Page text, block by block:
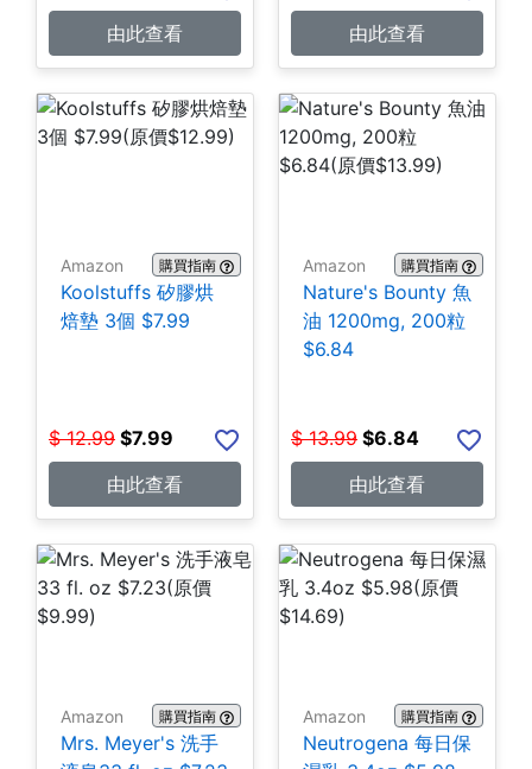
由此查看
由此查看
Amazon 購買指南
Koolstuffs 矽膠烘
焙墊 3個 $7.99
$ 12.99 $7.99
由此查看
Amazon 購買指南
Nature's Bounty 魚
油 1200mg, 200粒
$6.84
$ 13.99 $6.84
由此查看
Amazon 購買指南
Mrs. Meyer's 洗手
Amazon 購買指南
Neutrogena 每日保